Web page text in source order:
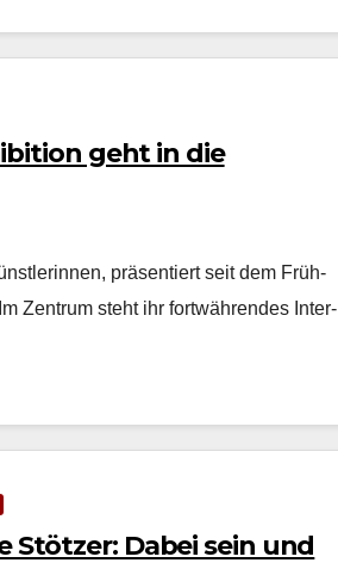
geht in die
präsen­tiert seit dem Früh­
Zen­trum ste­ht ihr fortwähren­des Inter­
Stötzer: Dabei sein und